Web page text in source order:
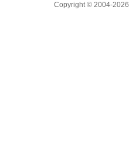
Copyright © 2004-2026